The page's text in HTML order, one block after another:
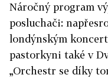
Náročný program
posluchači:
londýnským
pastorkyni také v
„Orchestr se díky